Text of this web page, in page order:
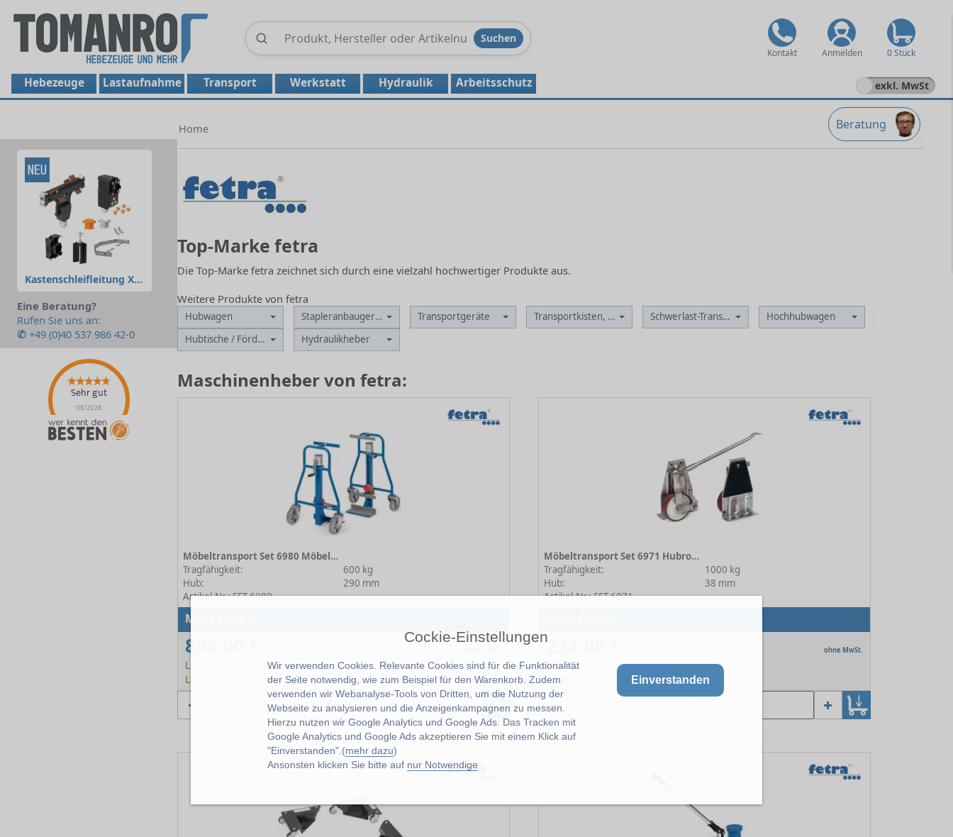
Cockie-Einstellungen
Wir verwenden Cookies. Relevante Cookies sind für die Funktionalität
der Seite notwendig, wie zum Beispiel für den Warenkorb. Zudem
verwenden wir Webanalyse-Tools von Dritten, um die Nutzung der
Webseite zu analysieren und die Anzeigenkampagnen zu messen.
Hierzu nutzen wir Google Analytics und Google Ads. Das Tracken mit
Google Analytics und Google Ads akzeptieren Sie mit einem Klick auf
"Einverstanden".(mehr dazu)
Ansonsten klicken Sie bitte auf nur Notwendige
Einverstanden
Produkte
Suchen
Kontakt Anmelden 0 Stück
Hebezeuge Lastaufnahme Transport Werkstatt Hydraulik Arbeitsschutz exkl. MwSt
Kastenschleifleitung XLine
Eine Beratung?
Rufen Sie uns an:
✆ +49 (0)40 537 986 42-0
Sehr gut
08/2026
Beratung
Home
Top-Marke fetra
Die Top-Marke fetra zeichnet sich durch eine vielzahl hochwertiger Produkte aus.
Weitere Produkte von fetra
Hubwagen Stapleranbaugeräte Transportgeräte Transportkisten, LagerbehälterSchwerlast-TransportsystemeHochhubwagen
Hubtische / Förderbänder
Hydraulikheber
Maschinenheber von fetra:
Möbeltransport Set 6980 Möbelhubroller
Tragfähigkeit:
600 kg
Hub:
290 mm
Artikel-Nr.: FET-6980
Mehr Details
894,00 €
Lieferung frei (innerhalb Deutschlands)
Lieferzeit: ca. 1 Woche
Möbeltransport Set 6971 Hubrollen
Tragfähigkeit:
1000 kg
Hub:
38 mm
Artikel-Nr.: FET-6971
223,00 € ohne MwSt.
Lieferung frei (innerhalb Deutschlands)
Lieferzeit: ca. 1 Woche